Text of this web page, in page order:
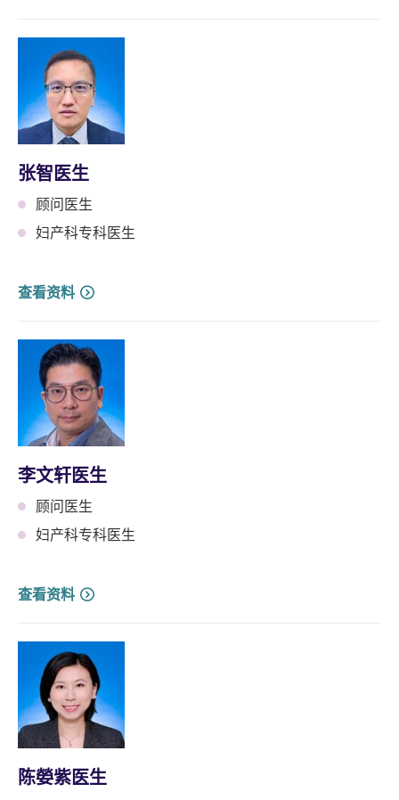
张智医生
顾问医生
妇产科专科医生
查看资料
李文轩医生
顾问医生
妇产科专科医生
查看资料
陈嫈紫医生